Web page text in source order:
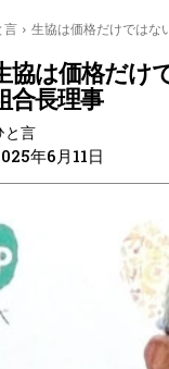
言 生協は価格だけではな
協は価格だけ
合長理事
と言
年6月11日